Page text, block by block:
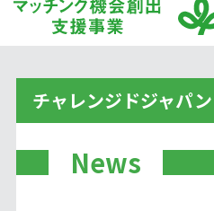
チャレンジドジャパ
News